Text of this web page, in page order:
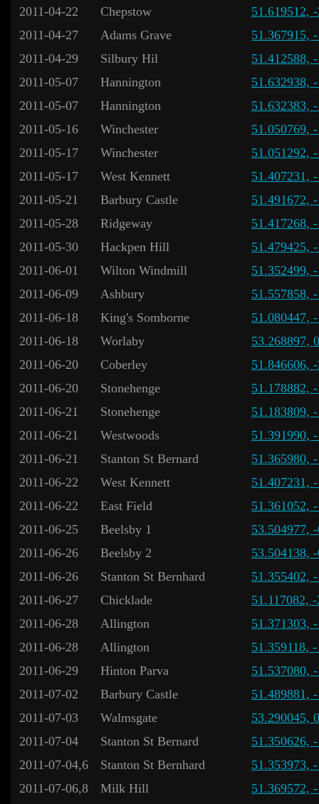
2011-04-22
Chepstow
51.619512,
2011-04-27
Adams Grave
51.367915,
2011-04-29
Silbury Hil
51.412588,
2011-05-07
Hannington
51.632938,
2011-05-07
Hannington
51.632383,
2011-05-16
Winchester
51.050769,
2011-05-17
Winchester
51.051292,
2011-05-17
West Kennett
51.407231,
2011-05-21
Barbury Castle
51.491672,
2011-05-28
Ridgeway
51.417268,
2011-05-30
Hackpen Hill
51.479425,
2011-06-01
Wilton Windmill
51.352499,
2011-06-09
Ashbury
51.557858,
2011-06-18
King's Somborne
51.080447,
2011-06-18
Worlaby
53.268897,
2011-06-20
Coberley
51.846606,
2011-06-20
Stonehenge
51.178882,
2011-06-21
Stonehenge
51.183809,
2011-06-21
Westwoods
51.391990,
2011-06-21
Stanton St Bernard
51.365980,
2011-06-22
West Kennett
51.407231,
2011-06-22
East Field
51.361052,
2011-06-25
Beelsby 1
53.504977,
2011-06-26
Beelsby 2
53.504138,
2011-06-26
Stanton St Bernhard
51.355402,
2011-06-27
Chicklade
51.117082,
2011-06-28
Allington
51.371303,
2011-06-28
Allington
51.359118,
2011-06-29
Hinton Parva
51.537080,
2011-07-02
Barbury Castle
51.489881,
2011-07-03
Walmsgate
53.290045,
2011-07-04
Stanton St Bernard
51.350626,
2011-07-04,6
Stanton St Bernhard
51.353973,
2011-07-06,8
Milk Hill
51.369572,